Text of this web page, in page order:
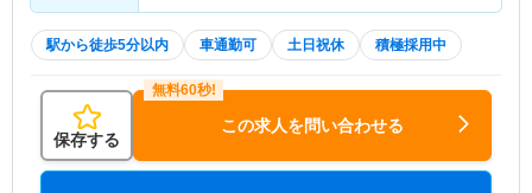
駅から徒歩5分以内 車通勤可 土日祝休 積極採用中
保存する
この求人を問い合わせる